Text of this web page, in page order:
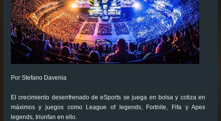
Por Stefano Davenia
El crecimiento desenfrenado de eSports se juega en bolsa y cotiza en
máximos y juegos como League of legends, Fortnite, Fifa y Apex
legends, triunfan en ello.